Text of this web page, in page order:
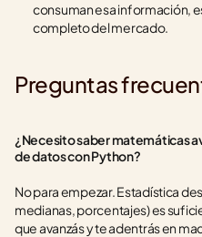
consuman esa información,
completo del mercado.
Preguntas
¿Necesito saber matemáticas
de datos con Python?
No para empezar. Estadística
medianas, porcentajes) es
que avanzás y te adentrás en